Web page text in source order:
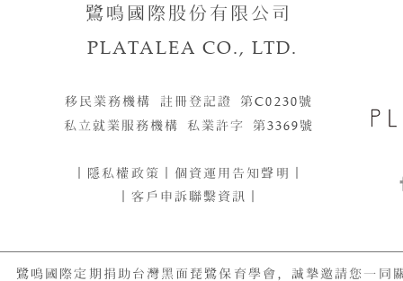
鷺鳴國際股份有限公司
PLATALEA CO., LTD.
移民業務機構 註冊登記證 第C0230號​​
私立就業服務機構 私業許字 第3369號
｜ 隱私權政策 ｜ 個資運用告知聲明 ｜
｜客戶申訴聯繫資訊｜
鷺鳴國際定期捐助台灣黑面琵鷺保育學會，誠摯邀請您一同